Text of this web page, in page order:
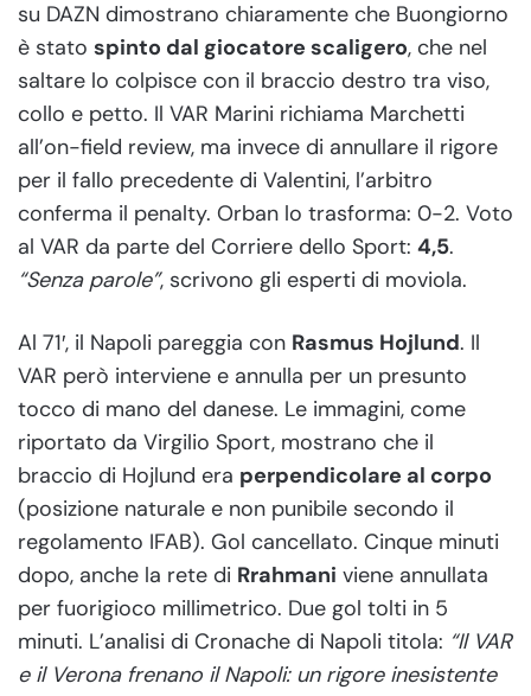
su DAZN dimostrano chiaramente che Buongiorno
è stato spinto dal giocatore scaligero, che nel
saltare lo colpisce con il braccio destro tra viso,
collo e petto. Il VAR Marini richiama Marchetti
all’on-field review, ma invece di annullare il rigore
per il fallo precedente di Valentini, l’arbitro
conferma il penalty. Orban lo trasforma: 0-2. Voto
al VAR da parte del Corriere dello Sport: 4,5.
“Senza parole”, scrivono gli esperti di moviola.
Al 71′, il Napoli pareggia con Rasmus Hojlund. Il
VAR però interviene e annulla per un presunto
tocco di mano del danese. Le immagini, come
riportato da Virgilio Sport, mostrano che il
braccio di Hojlund era perpendicolare al corpo
(posizione naturale e non punibile secondo il
regolamento IFAB). Gol cancellato. Cinque minuti
dopo, anche la rete di Rrahmani viene annullata
per fuorigioco millimetrico. Due gol tolti in 5
minuti. L’analisi di Cronache di Napoli titola: “Il VAR
e il Verona frenano il Napoli: un rigore inesistente